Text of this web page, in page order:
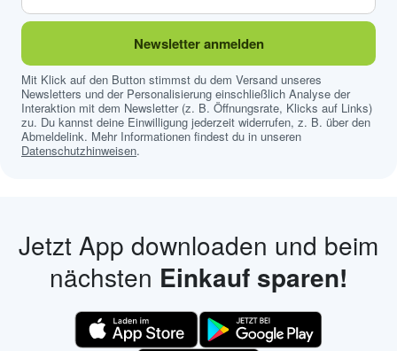
Newsletter anmelden
Mit Klick auf den Button stimmst du dem Versand unseres
Newsletters und der Personalisierung einschließlich Analyse der
Interaktion mit dem Newsletter (z. B. Öffnungsrate, Klicks auf Links)
zu. Du kannst deine Einwilligung jederzeit widerrufen, z. B. über den
Abmeldelink. Mehr Informationen findest du in unseren
Datenschutzhinweisen.
Jetzt App downloaden und beim
nächsten Einkauf sparen!